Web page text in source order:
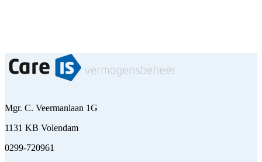
Mgr. C. Veermanlaan 1G
1131 KB Volendam
0299-720961